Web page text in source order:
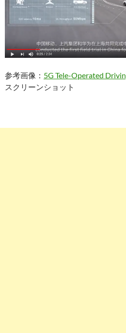
参考画像： 5G Tele-Operated
スクリーンショット